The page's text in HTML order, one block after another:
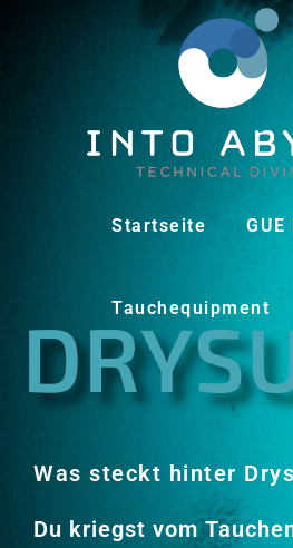
Startseite
Tauchequipment
Was steckt hinter
Du kriegst vom